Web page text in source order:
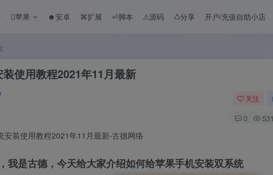
苹果 ☻安卓 ⌘扩展 ⏎脚本 ⚠︎源码 ♺分享 开户/充值自助小店
使用教程2021年11月最新
关注
0 531
我是古德，今天给大家介绍如何给苹果手机安装双系统